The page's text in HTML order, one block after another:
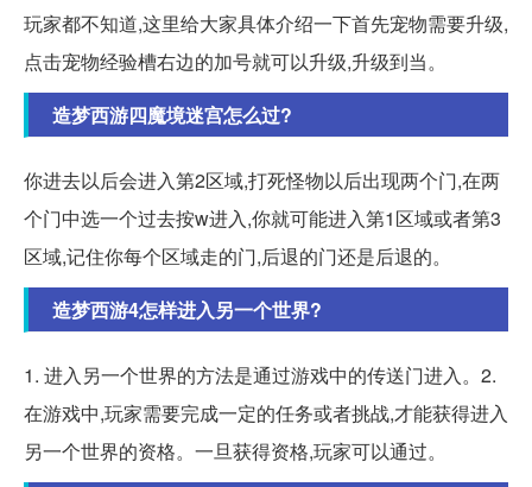
玩家都不知道,这里给大家具体介绍一下首先宠物需要升级,
点击宠物经验槽右边的加号就可以升级,升级到当。
造梦西游四魔境迷宫怎么过?
你进去以后会进入第2区域,打死怪物以后出现两个门,在两
个门中选一个过去按w进入,你就可能进入第1区域或者第3
区域,记住你每个区域走的门,后退的门还是后退的。
造梦西游4怎样进入另一个世界?
1. 进入另一个世界的方法是通过游戏中的传送门进入。2.
在游戏中,玩家需要完成一定的任务或者挑战,才能获得进入
另一个世界的资格。一旦获得资格,玩家可以通过。